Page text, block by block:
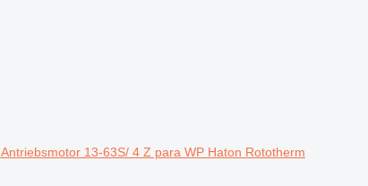
Antriebsmotor 13-63S/ 4 Z para WP Haton Rototherm